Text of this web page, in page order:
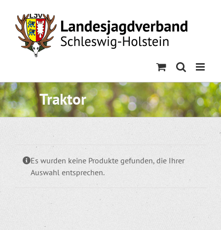
content
Traktor
Es wurden keine Produkte gefunden, die Ihrer
Auswahl entsprechen.